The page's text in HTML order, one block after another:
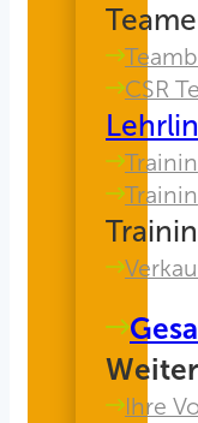
CSR
Ihre